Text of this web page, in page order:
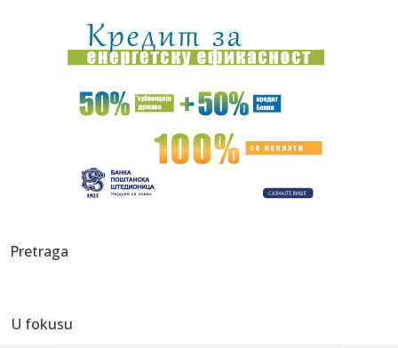
16:52:Trener Minesote o Goberu: "Žalosno je koliko kritika
dobija"
16:48:Broj žrtava pucnjave u školi na Tajlandu porastao na devet
Saša Tomić SRCE Vranje: Troškovi za građane i parking, a
16:43:Haos kod Omana: Nepoznati projektil pogodio brod FOTO
16:42:
Pretraga
U fokusu